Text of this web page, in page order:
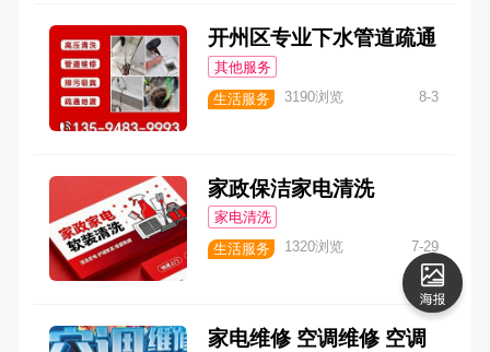
净水器换滤芯燃气灶维修
等，，
开州区专业下水管道疏通
其他服务
生活服务
3190浏览 8-3
家政保洁家电清洗
家电清洗
生活服务
1320浏览 7-29
家电维修 空调维修 空调